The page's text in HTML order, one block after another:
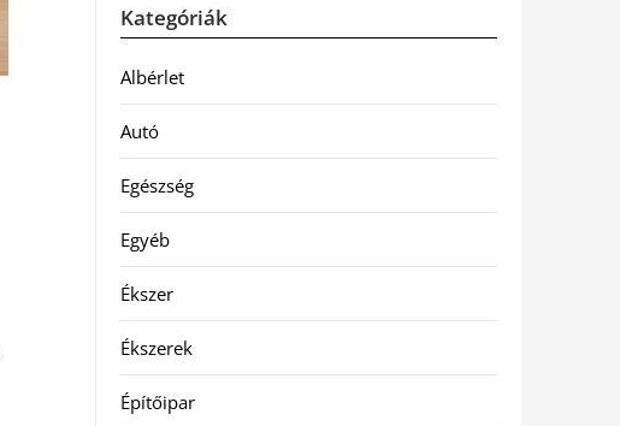
Kategóriák
Albérlet
Autó
Egészség
Egyéb
Ékszer
Ékszerek
Építőipar